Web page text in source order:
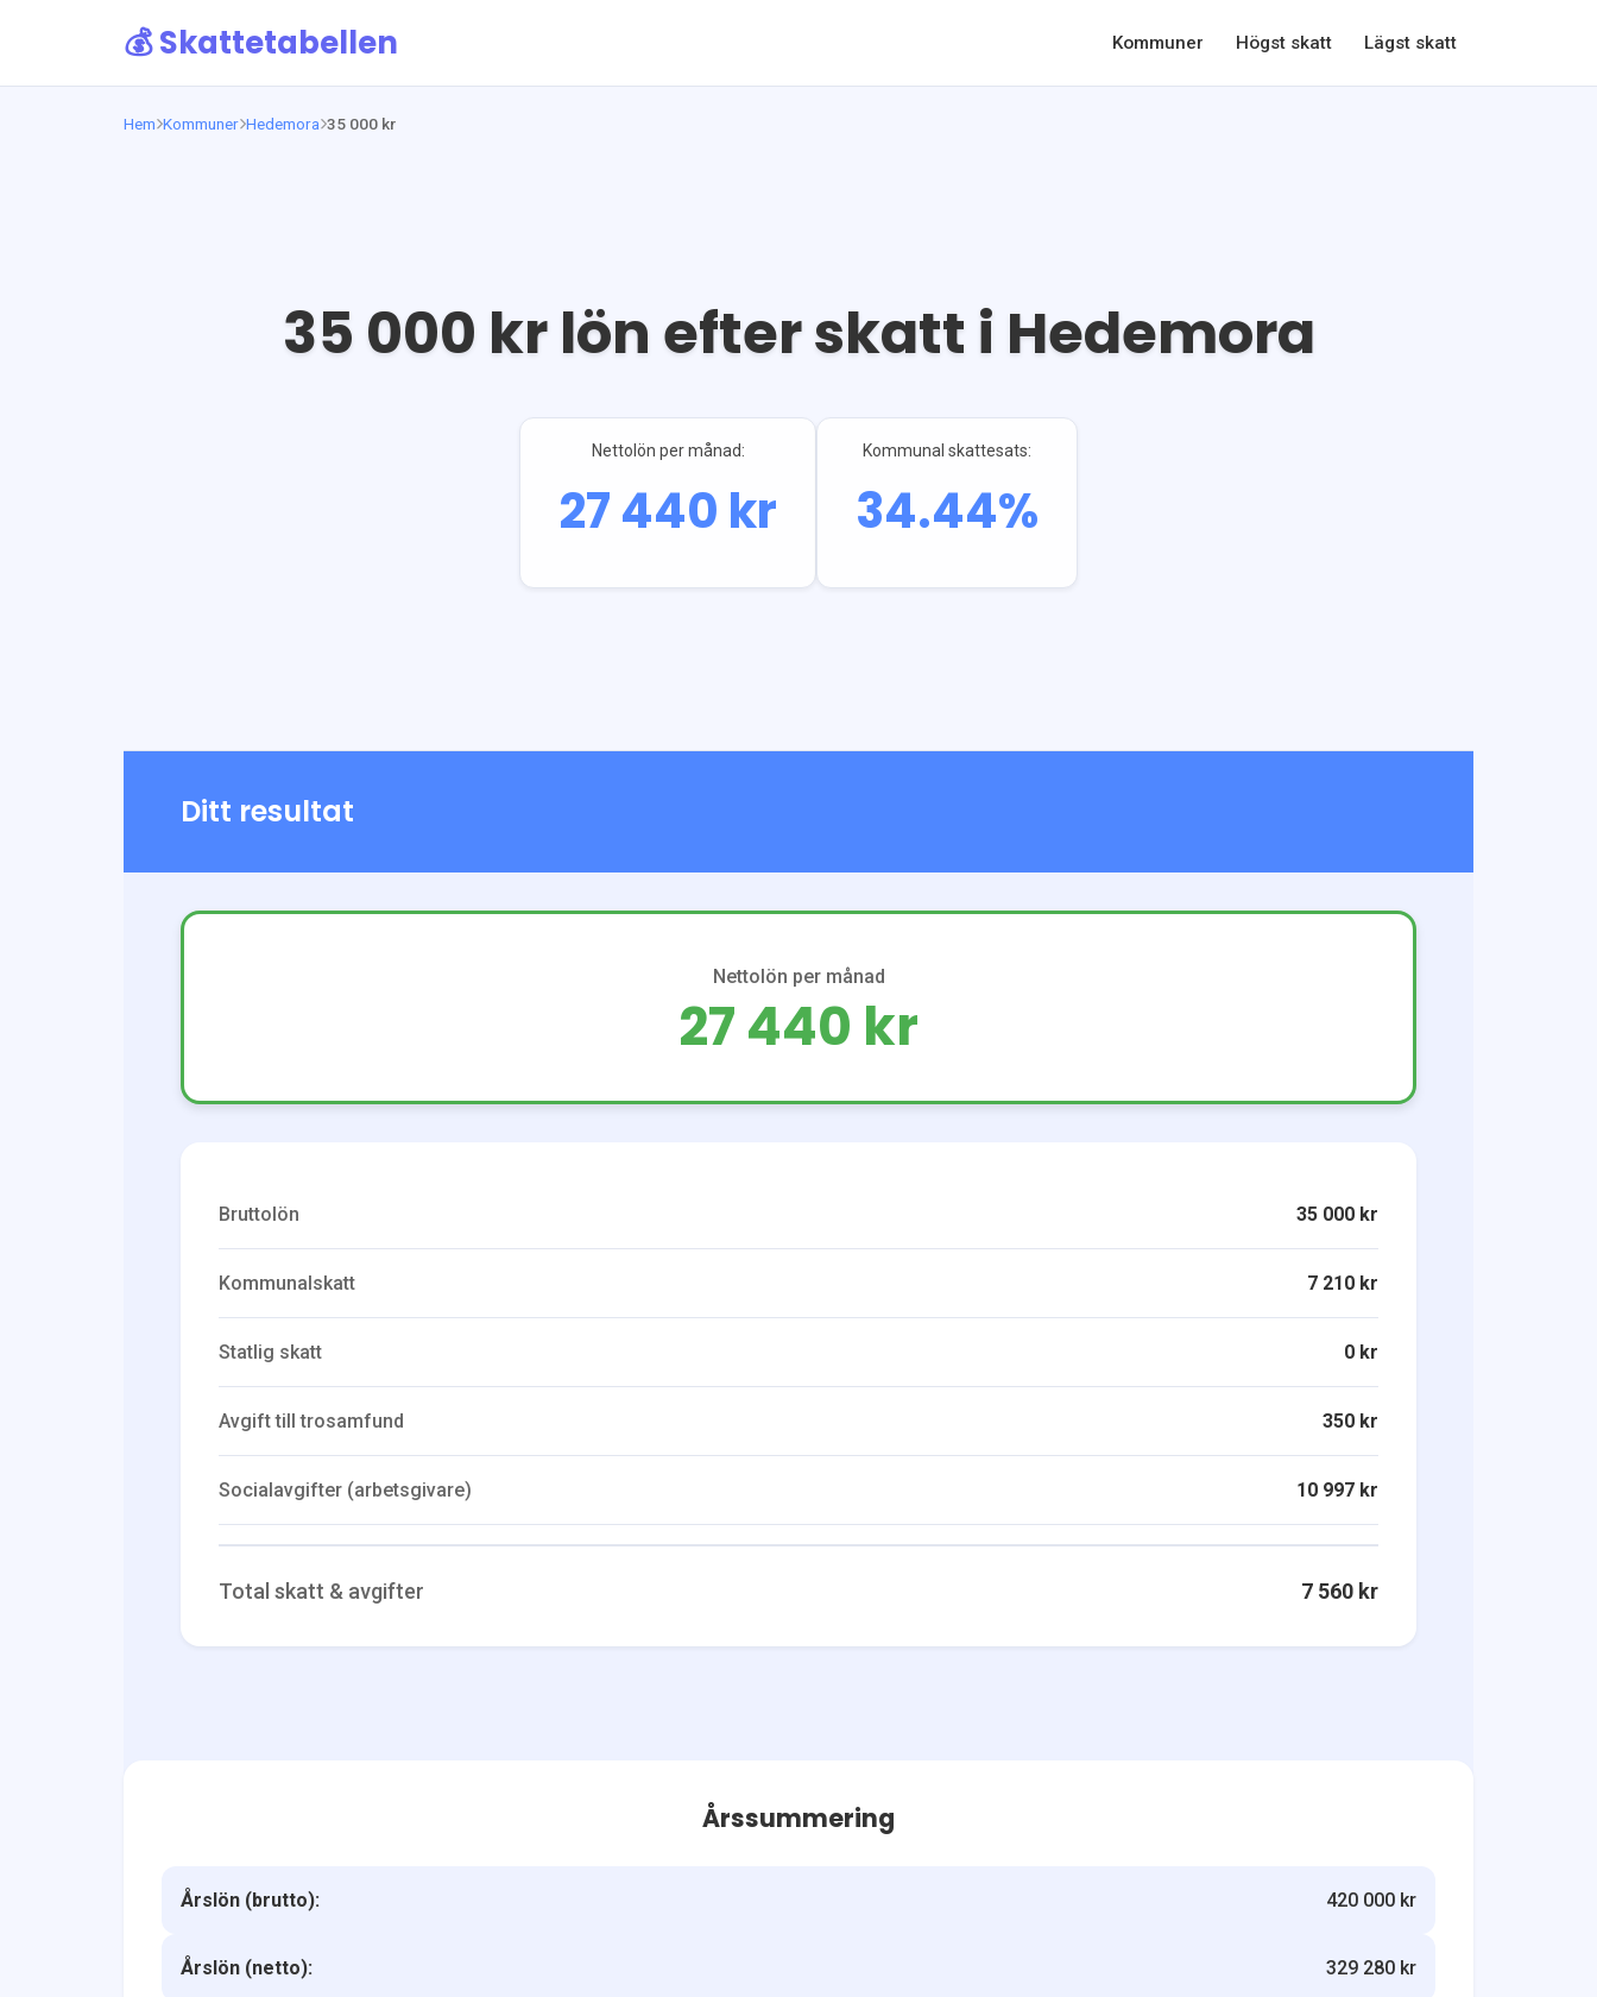
💰 Skattetabellen Kommuner Högst skatt Lägst skatt
Hem Kommuner Hedemora 35 000 kr
35 000 kr lön efter skatt i Hedemora
Nettolön per månad:
27 440 kr
Kommunal skattesats:
34.44%
Ditt resultat
Nettolön per månad
27 440 kr
Bruttolön 35 000 kr
Kommunalskatt 7 210 kr
Statlig skatt 0 kr
Avgift till trosamfund 350 kr
Socialavgifter (arbetsgivare) 10 997 kr
Total skatt & avgifter 7 560 kr
Årssummering
Årslön (brutto): 420 000 kr
Årslön (netto): 329 280 kr